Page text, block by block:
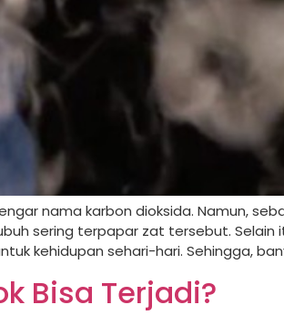
nama karbon dioksida. Namun,
sering terpapar zat tersebut.
kehidupan sehari-hari. Sehingga,
Bisa Terjadi?